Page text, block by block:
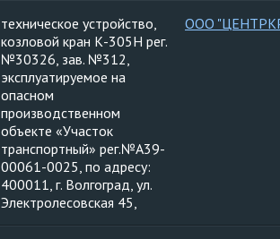
техническое устройство,
козловой кран К-305Н рег.
№30326, зав. №312,
эксплуатируемое на
опасном
производственном
объекте «Участок
транспортный» рег.№А39-
00061-0025, по адресу:
400011, г. Волгоград, ул.
Электролесовская 45,
ООО